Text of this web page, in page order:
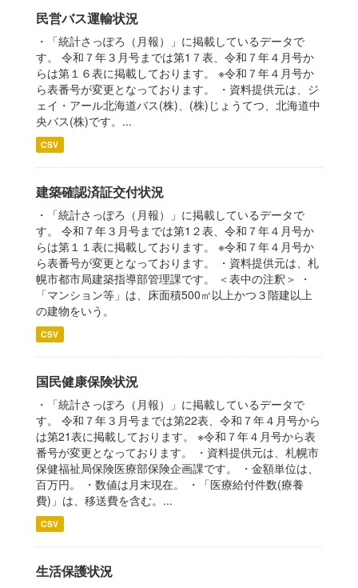
民営バス運輸状況
・「統計さっぽろ（月報）」に掲載しているデータで
す。 令和７年３月号までは第1７表、令和７年４月号か
らは第１６表に掲載しております。 ※令和７年４月号か
ら表番号が変更となっております。 ・資料提供元は、ジ
ェイ・アール北海道バス(株)、(株)じょうてつ、北海道中
央バス(株)です。...
CSV
建築確認済証交付状況
・「統計さっぽろ（月報）」に掲載しているデータで
す。 令和７年３月号までは第1２表、令和７年４月号か
らは第１１表に掲載しております。 ※令和７年４月号か
ら表番号が変更となっております。 ・資料提供元は、札
幌市都市局建築指導部管理課です。 ＜表中の注釈＞ ・
「マンション等」は、床面積500㎡以上かつ３階建以上
の建物をいう。
CSV
国民健康保険状況
・「統計さっぽろ（月報）」に掲載しているデータで
す。 令和７年３月号までは第22表、令和７年４月号から
は第21表に掲載しております。 ※令和７年４月号から表
番号が変更となっております。 ・資料提供元は、札幌市
保健福祉局保険医療部保険企画課です。 ・金額単位は、
百万円。 ・数値は月末現在。 ・「医療給付件数(療養
費)」は、移送費を含む。...
CSV
生活保護状況